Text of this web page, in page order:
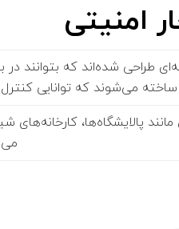
امنیتی
طراحی شده‌اند که بتوانند در
ساخته می‌شوند که توانایی کنترل
پالایشگاه‌ها، کارخانه‌های